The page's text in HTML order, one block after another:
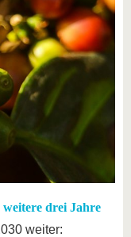
drei Jahre
weiter: